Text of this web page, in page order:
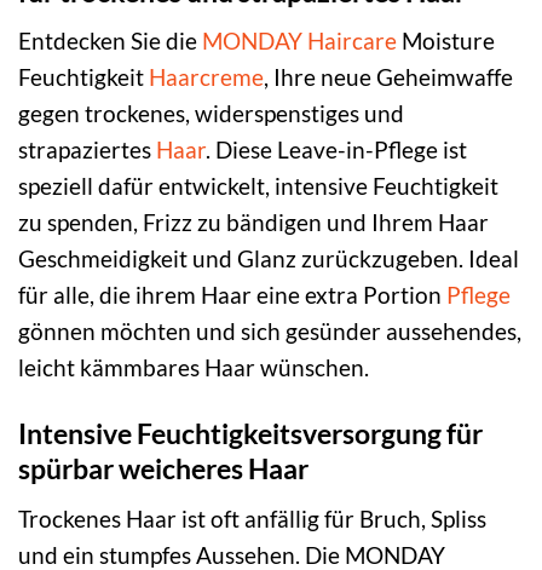
Entdecken Sie die MONDAY Haircare Moisture
Feuchtigkeit Haarcreme, Ihre neue Geheimwaffe
gegen trockenes, widerspenstiges und
strapaziertes Haar. Diese Leave-in-Pflege ist
speziell dafür entwickelt, intensive Feuchtigkeit
zu spenden, Frizz zu bändigen und Ihrem Haar
Geschmeidigkeit und Glanz zurückzugeben. Ideal
für alle, die ihrem Haar eine extra Portion Pflege
gönnen möchten und sich gesünder aussehendes,
leicht kämmbares Haar wünschen.
Intensive Feuchtigkeitsversorgung für
spürbar weicheres Haar
Trockenes Haar ist oft anfällig für Bruch, Spliss
und ein stumpfes Aussehen. Die MONDAY